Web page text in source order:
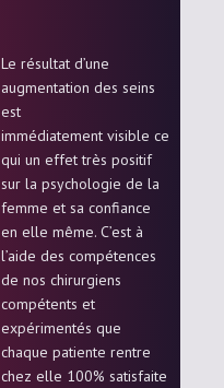
Le résultat d’une
augmentation des seins
est
immédiatement visible ce
qui un effet très positif
sur la psychologie de la
femme et sa confiance
en elle même. C’est à
l’aide des compétences
de nos chirurgiens
compétents et
expérimentés que
chaque patiente rentre
chez elle 100% satisfaite